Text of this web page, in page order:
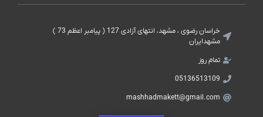
خراسان رضوی ، مشهد، انتهای آزادی 127 ( پیامبر اعظم 73 )
مشهدایران
تمام روز
05136513109
mashhadmakett@gmail.com